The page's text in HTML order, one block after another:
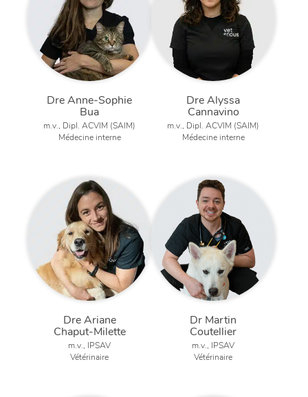
Dre Anne-Sophie
Bua
m.v., Dipl. ACVIM (SAIM)
Médecine interne
Dre Alyssa
Cannavino
m.v., Dipl. ACVIM (SAIM)
Médecine interne
Dre Ariane
Chaput-Milette
m.v., IPSAV
Vétérinaire
Dr Martin
Coutellier
m.v., IPSAV
Vétérinaire